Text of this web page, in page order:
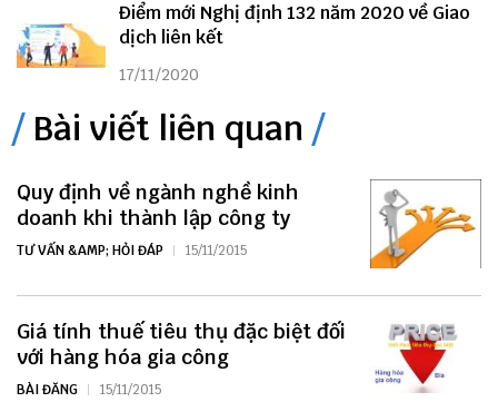
Điểm mới Nghị định 132 năm 2020 về Giao
dịch liên kết
17/11/2020
Bài viết liên quan
Quy định về ngành nghề kinh
doanh khi thành lập công ty
TƯ VẤN &AMP; HỎI ĐÁP 15/11/2015
Giá tính thuế tiêu thụ đặc biệt đối
với hàng hóa gia công
BÀI ĐĂNG 15/11/2015